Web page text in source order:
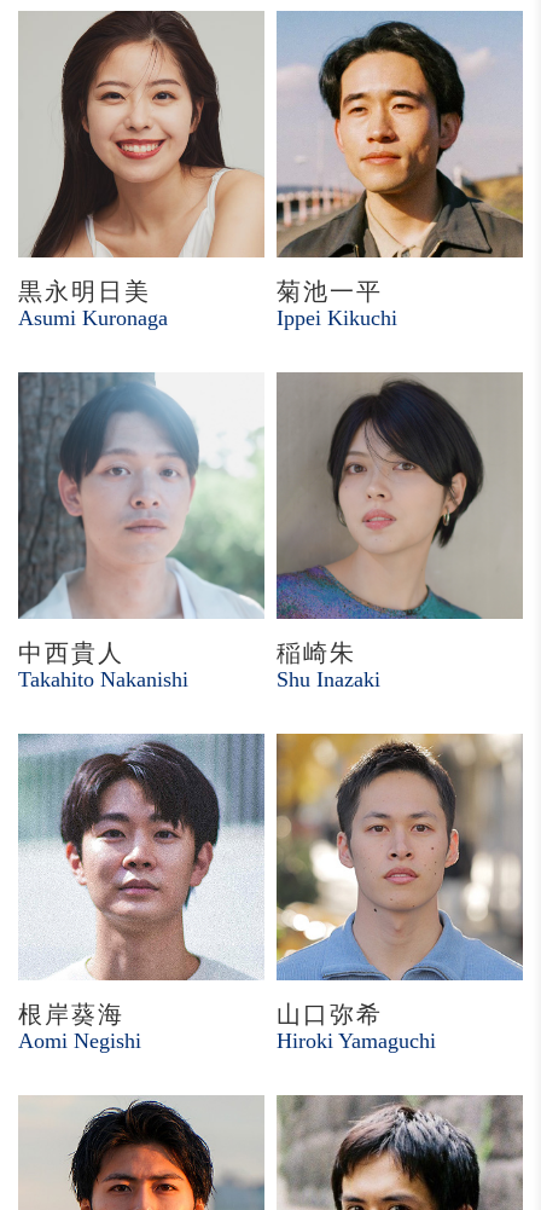
黒永明日美
Asumi Kuronaga
菊池一平
Ippei Kikuchi
中西貴人
Takahito Nakanishi
稲崎朱
Shu Inazaki
根岸葵海
Aomi Negishi
山口弥希
Hiroki Yamaguchi